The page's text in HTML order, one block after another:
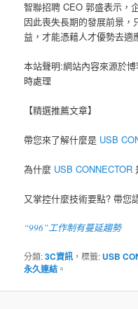
智聯招聘 CEO 郭盛表示，
因此喪失長期的發展前景，
益，才能憑藉人才優勢去適
本站聲明:網站內容來源於
時處理
【精選推薦文章】
帶您來了解什麼是 USB
為什麼 USB CONNECTOR
又掌控什麼技術要點? 帶您
“996”工作制有蔓延趨勢
分類:3C資訊 ，標籤: USB
永久連結 。